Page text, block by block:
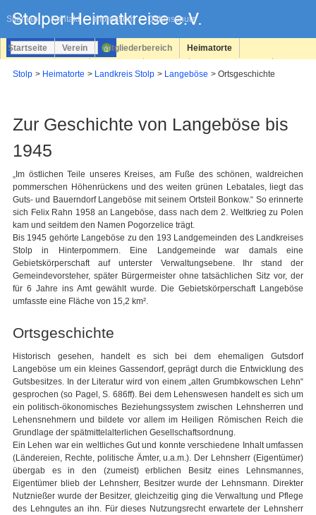
Sitemap Kontakt Impressum Datenschutz
überspringen
Startseite Verein Mitgliederbereich Heimatorte
Stolp Heimatorte Landkreis Stolp Langeböse Ortsgeschichte
Zur Geschichte von Langeböse bis
1945
„Im östlichen Teile unseres Kreises, am Fuße des schönen, waldreichen
pommerschen Höhenrückens und des weiten grünen Lebatales, liegt das
Guts- und Bauerndorf Langeböse mit seinem Ortsteil Bonkow.“ So erinnerte
sich Felix Rahn 1958 an Langeböse, dass nach dem 2. Weltkrieg zu Polen
kam und seitdem den Namen Pogorzelice trägt.
Bis 1945 gehörte Langeböse zu den 193 Landgemeinden des Landkreises
Stolp in Hinterpommern. Eine Landgemeinde war damals eine
Gebietskörperschaft auf unterster Verwaltungsebene. Ihr stand der
Gemeindevorsteher, später Bürgermeister ohne tatsächlichen Sitz vor, der
für 6 Jahre ins Amt gewählt wurde. Die Gebietskörperschaft Langeböse
umfasste eine Fläche von 15,2 km².
Ortsgeschichte
Historisch gesehen, handelt es sich bei dem ehemaligen Gutsdorf
Langeböse um ein kleines Gassendorf, geprägt durch die Entwicklung des
Gutsbesitzes. In der Literatur wird von einem „alten Grumbkowschen Lehn“
gesprochen (so Pagel, S. 686ff). Bei dem Lehenswesen handelt es sich um
ein politisch-ökonomisches Beziehungssystem zwischen Lehnsherren und
Lehensnehmern und bildete vor allem im Heiligen Römischen Reich die
Grundlage der spätmittelalterlichen Gesellschaftsordnung.
Ein Lehen war ein weltliches Gut und konnte verschiedene Inhalt umfassen
(Ländereien, Rechte, politische Ämter, u.a.m.). Der Lehnsherr (Eigentümer)
übergab es in den (zumeist) erblichen Besitz eines Lehnsmannes,
Eigentümer blieb der Lehnsherr, Besitzer wurde der Lehnsmann. Direkter
Nutznießer wurde der Besitzer, gleichzeitig ging die Verwaltung und Pflege
des Lehngutes an ihn. Für dieses Nutzungsrecht erwartete der Lehnsherr